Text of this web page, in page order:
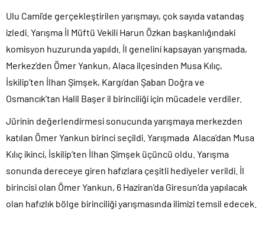
Ulu Cami’de gerçekleştirilen yarışmayı, çok sayıda vatandaş
izledi. Yarışma İl Müftü Vekili Harun Özkan başkanlığındaki
komisyon huzurunda yapıldı. İl genelini kapsayan yarışmada,
Merkez’den Ömer Yankun, Alaca ilçesinden Musa Kılıç,
İskilip’ten İlhan Şimşek, Kargı’dan Şaban Doğra ve
Osmancık’tan Halil Başer il birinciliği için mücadele verdiler.
Jürinin değerlendirmesi sonucunda yarışmaya merkezden
katılan Ömer Yankun birinci seçildi. Yarışmada Alaca’dan Musa
Kılıç ikinci, İskilip’ten İlhan Şimşek üçüncü oldu. Yarışma
sonunda dereceye giren hafızlara çeşitli hediyeler verildi. İl
birincisi olan Ömer Yankun, 6 Haziran’da Giresun’da yapılacak
olan hafızlık bölge birinciliği yarışmasında ilimizi temsil edecek.